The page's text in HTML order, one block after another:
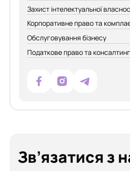
Захист інтелектуальної
Корпоративне право та
Обслуговування бізнесу
Податкове право та консалтинг
Зв’язатися з